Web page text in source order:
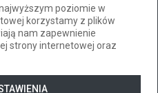
poziomie w
korzystamy z plików
nam zapewnienie
strony internetowej oraz
biala.pl
ul. Widok 28
dostępności
kontrastu